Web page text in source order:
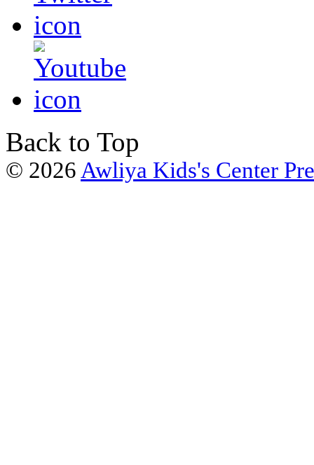
Back to Top
© 2026 Awliya Kids's Center